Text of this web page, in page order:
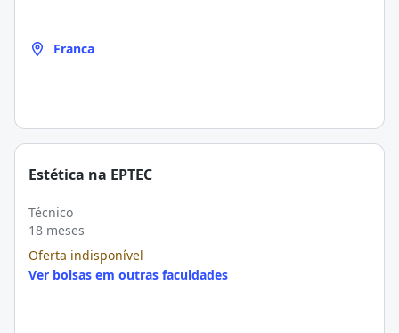
Franca
Estética na EPTEC
Técnico
18 meses
Oferta indisponível
Ver bolsas em outras faculdades